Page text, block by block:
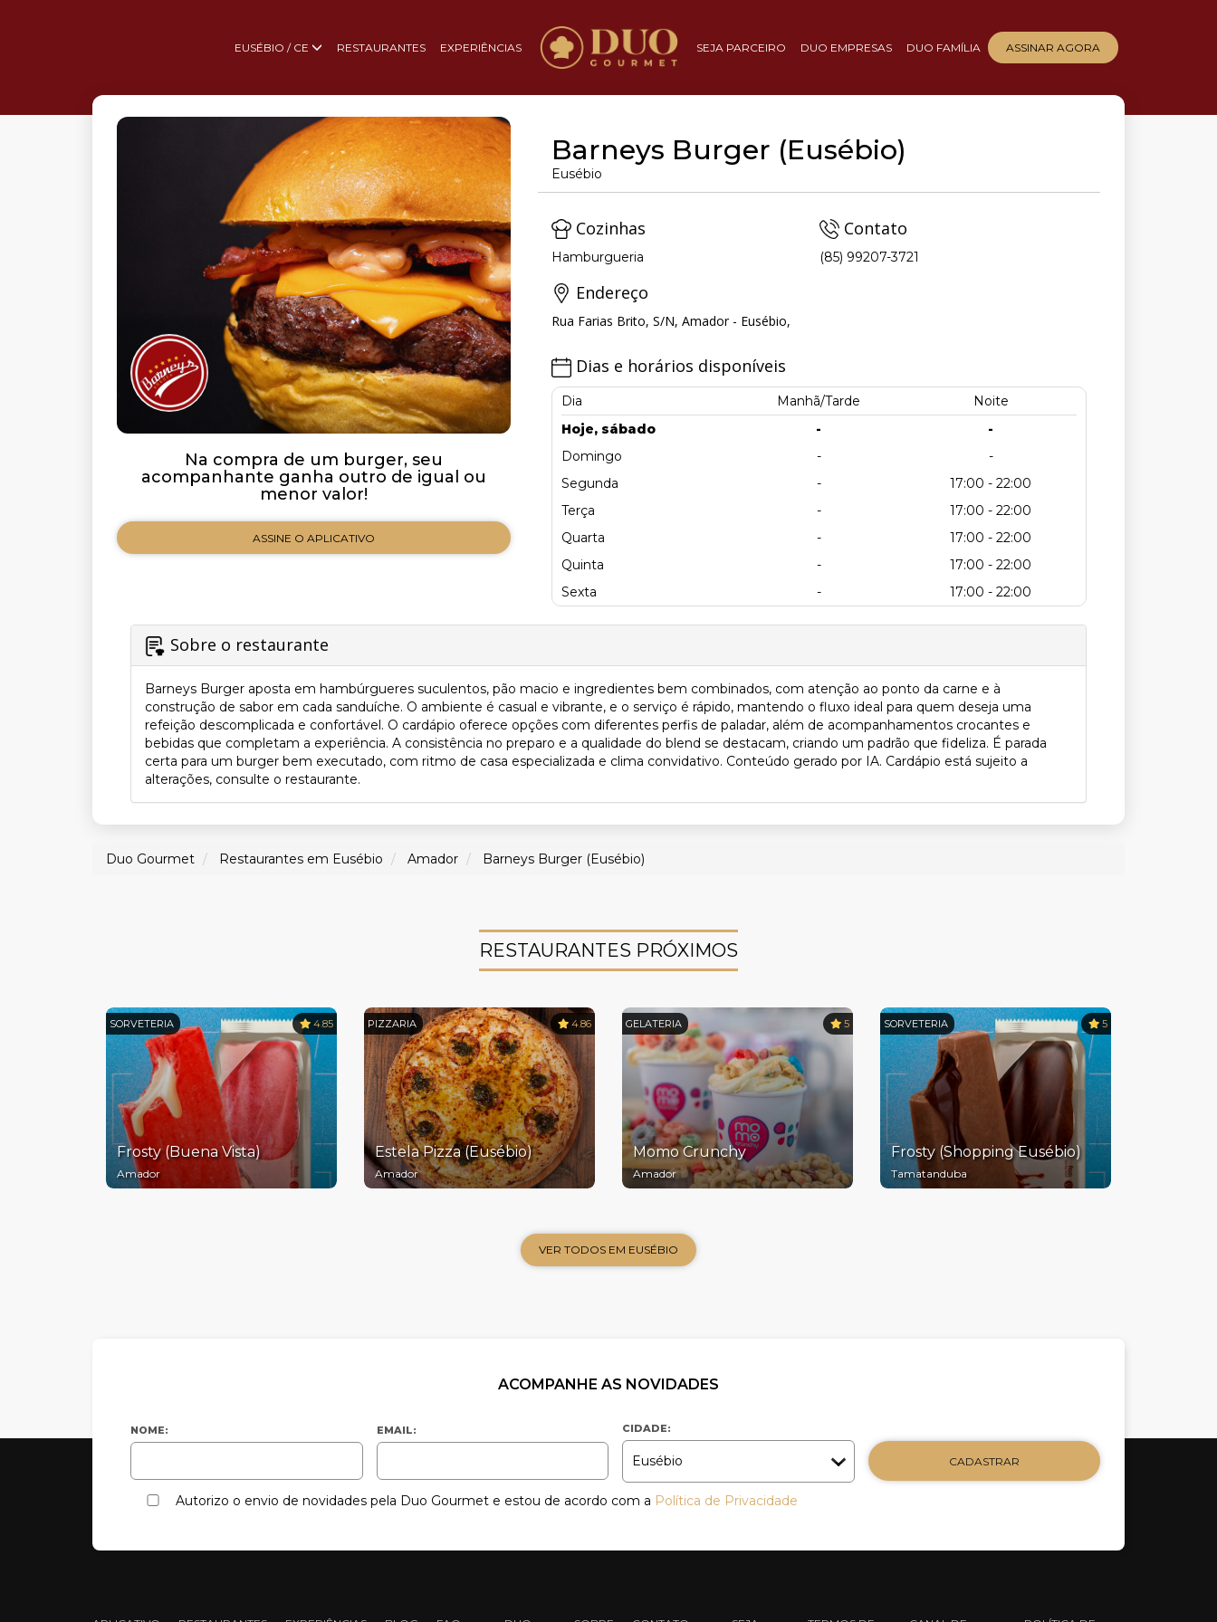
EUSÉBIO / CE RESTAURANTES EXPERIÊNCIAS SEJA PARCEIRO DUO EMPRESAS DUO FAMÍLIA ASSINAR AGORA
Na compra de um burger, seu
acompanhante ganha outro de igual ou
menor valor!
ASSINE O APLICATIVO
Barneys Burger (Eusébio)
Eusébio
Cozinhas
Hamburgueria
Contato
(85) 99207-3721
Endereço
Rua Farias Brito, S/N, Amador - Eusébio,
Dias e horários disponíveis
Dia Manhã/Tarde
Noite
Hoje, sábado
-
-
Domingo
-
-
Segunda
-
17:00 - 22:00
Terça
-
17:00 - 22:00
Quarta
-
17:00 - 22:00
Quinta
-
17:00 - 22:00
Sexta
- 17:00 - 22:00
Sobre o restaurante
Barneys Burger aposta em hambúrgueres suculentos, pão macio e ingredientes bem combinados, com atenção ao ponto da carne e à
construção de sabor em cada sanduíche. O ambiente é casual e vibrante, e o serviço é rápido, mantendo o fluxo ideal para quem deseja uma
refeição descomplicada e confortável. O cardápio oferece opções com diferentes perfis de paladar, além de acompanhamentos crocantes e
bebidas que completam a experiência. A consistência no preparo e a qualidade do blend se destacam, criando um padrão que fideliza. É parada
certa para um burger bem executado, com ritmo de casa especializada e clima convidativo. Conteúdo gerado por IA. Cardápio está sujeito a
alterações, consulte o restaurante.
Duo Gourmet Restaurantes em Eusébio Amador Barneys Burger (Eusébio)
RESTAURANTES PRÓXIMOS
SORVETERIA 4.85
Frosty (Buena Vista)
Amador
PIZZARIA 4.86
Estela Pizza (Eusébio)
Amador
GELATERIA 5
Momo Crunchy
Amador
SORVETERIA 5
Frosty (Shopping Eusébio)
Tamatanduba
VER TODOS EM EUSÉBIO
ACOMPANHE AS NOVIDADES
NOME: EMAIL: CIDADE:
CADASTRAR
Autorizo o envio de novidades pela Duo Gourmet e estou de acordo com a Política de Privacidade